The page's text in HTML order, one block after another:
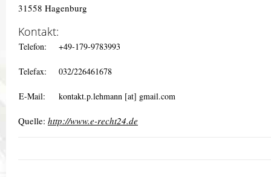
31558 Hagenburg
Kontakt:
Telefon: +49-179-9783993
Telefax: 032/226461678
E-Mail: kontakt.p.lehmann [at] gmail.com
Quelle: http://www.e-recht24.de